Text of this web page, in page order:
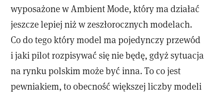
wyposażone w Ambient Mode, który ma działać
jeszcze lepiej niż w zeszłorocznych modelach.
Co do tego który model ma pojedynczy przewód
i jaki pilot rozpisywać się nie będę, gdyż sytuacja
na rynku polskim może być inna. To co jest
pewniakiem, to obecność większej liczby modeli